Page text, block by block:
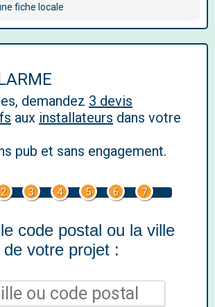
fiche locale
demandez 3 devis
aux installateurs dans votre
pub et sans engagement.
2 3 4 5 6 7
code postal ou la ville
de votre projet :